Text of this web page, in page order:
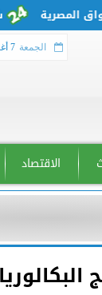
شاهد
الجمعة 7 أغسطس 2026
الاقتصاد